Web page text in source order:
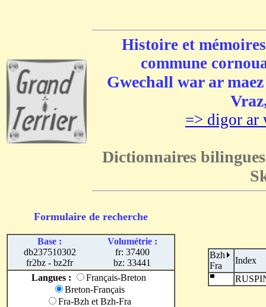
Histoire et
commune
Gwechall war ar
=> digor ar
Dictionnaires
Formulaire de recherche
Base :
db237510302
fr2bz - bz2fr
Volumétrie :
fr: 37400
bz: 33441
Langues :
Français-Breton
Breton-Français
Fra-Bzh et Bzh-Fra
Bzh
Fra
Index